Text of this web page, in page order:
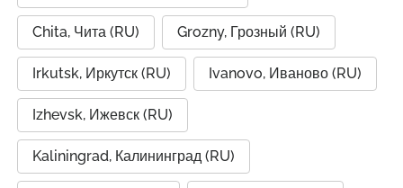
Chita, Чита (RU) Grozny, Грозный (RU)
Irkutsk, Иркутск (RU) Ivanovo, Иваново (RU)
Izhevsk, Ижевск (RU)
Kaliningrad, Калининград (RU)